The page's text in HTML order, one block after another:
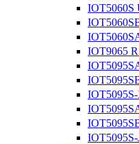
IOT5060S
IOT9065